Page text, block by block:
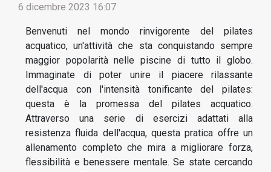
6 dicembre 2023 16:07
Benvenuti nel mondo rinvigorente del pilates
acquatico, un'attività che sta conquistando sempre
maggior popolarità nelle piscine di tutto il globo.
Immaginate di poter unire il piacere rilassante
dell'acqua con l'intensità tonificante del pilates:
questa è la promessa del pilates acquatico.
Attraverso una serie di esercizi adattati alla
resistenza fluida dell'acqua, questa pratica offre un
allenamento completo che mira a migliorare forza,
flessibilità e benessere mentale. Se state cercando